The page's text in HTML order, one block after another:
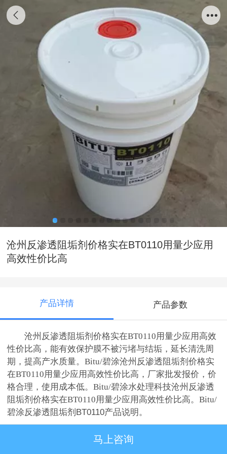
沧州反渗透阻垢剂价格实在BT0110用量少应用
高效性价比高
产品详情 产品参数
沧州反渗透阻垢剂价格实在BT0110用量少应用高效
性价比高，能有效保护膜不被污堵与结垢，延长清洗周
期，提高产水质量。 Bitu/碧涂沧州反渗透阻垢剂价格实
在BT0110用量少应用高效性价比高，厂家批发报价，价
格合理，使用成本低。 Bitu/碧涂水处理科技沧州反渗透
阻垢剂价格实在BT0110用量少应用高效性价比高。Bitu/
碧涂反渗透阻垢剂BT0110产品说明。
马上咨询